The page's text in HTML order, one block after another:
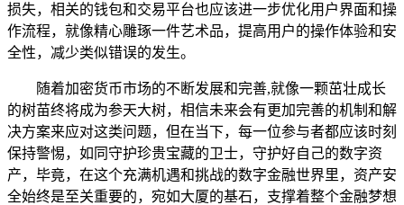
损失，相关的钱包和交易平台也应该进一步优化用户界面和操
作流程，就像精心雕琢一件艺术品，提高用户的操作体验和安
全性，减少类似错误的发生。
随着加密货币市场的不断发展和完善,就像一颗茁壮成长
的树苗终将成为参天大树，相信未来会有更加完善的机制和解
决方案来应对这类问题，但在当下，每一位参与者都应该时刻
保持警惕，如同守护珍贵宝藏的卫士，守护好自己的数字资
产，毕竟，在这个充满机遇和挑战的数字金融世界里，资产安
全始终是至关重要的，宛如大厦的基石，支撑着整个金融梦想